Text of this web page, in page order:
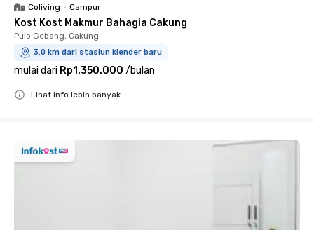
Coliving • Campur
Kost Kost Makmur Bahagia Cakung
Pulo Gebang, Cakung
3.0 km dari stasiun klender baru
mulai dari Rp1.350.000 /bulan
Lihat info lebih banyak